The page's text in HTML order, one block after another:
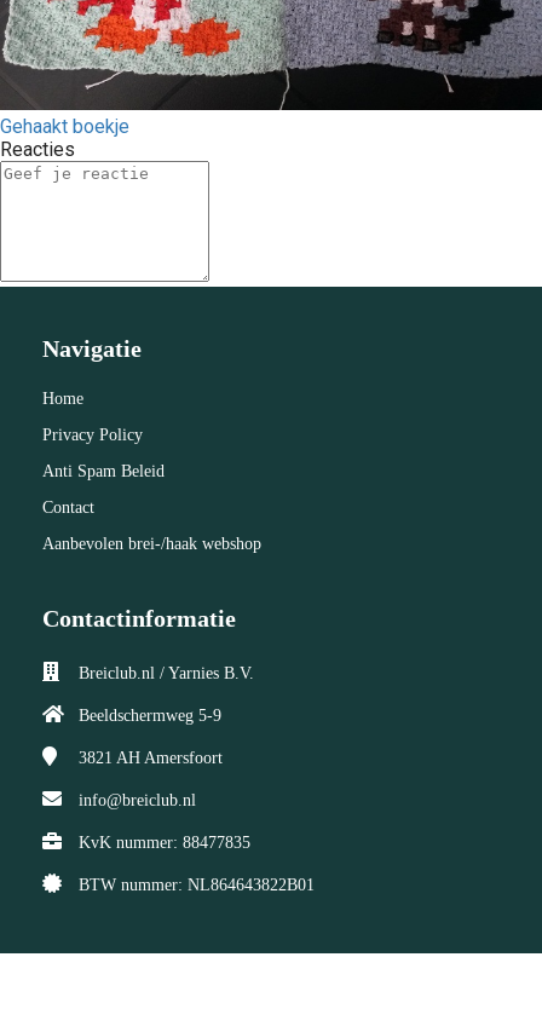
Gehaakt boekje
Reacties
Navigatie
Home
Privacy Policy
Anti Spam Beleid
Contact
Aanbevolen brei-/haak webshop
Contactinformatie
Breiclub.nl / Yarnies B.V.
Beeldschermweg 5-9
3821 AH Amersfoort
info@breiclub.nl
KvK nummer: 88477835
BTW nummer: NL864643822B01